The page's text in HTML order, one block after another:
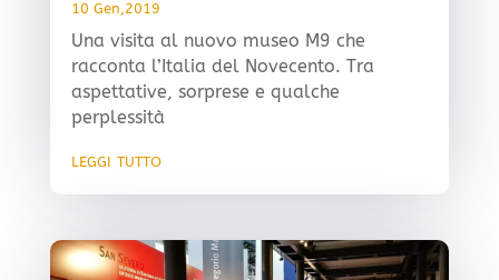
10 Gen,2019
Una visita al nuovo museo M9 che
racconta l’Italia del Novecento. Tra
aspettative, sorprese e qualche
perplessità
leggi tutto